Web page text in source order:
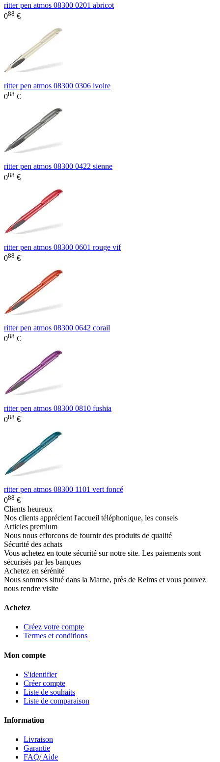
ritter pen atmos 08300 0201 abricot
088 €
ritter pen atmos 08300 0306 ivoire
088 €
ritter pen atmos 08300 0422 sienne
088 €
ritter pen atmos 08300 0601 rouge vif
088 €
ritter pen atmos 08300 0642 corail
088 €
ritter pen atmos 08300 0810 fushia
088 €
ritter pen atmos 08300 1101 vert foncé
088 €
Clients heureux
Nos clients apprécient l'accueil téléphonique, les conseis
Articles premium
Nous nous efforcons de fournir des produits de qualité
Sécurité des achats
Vous achetez en toute sécurité sur notre site. Les paiements sont
sécurisés par les banques
Achetez en sérénité
Nous sommes situé dans la Marne, près de Reims et vous pouvez
nous rendre visite
Achetez
Créez votre compte
Termes et conditions
Mon compte
S'identifier
Créer compte
Liste de souhaits
Liste de comparaison
Information
Livraison
Garantie
FAQ/ Aide